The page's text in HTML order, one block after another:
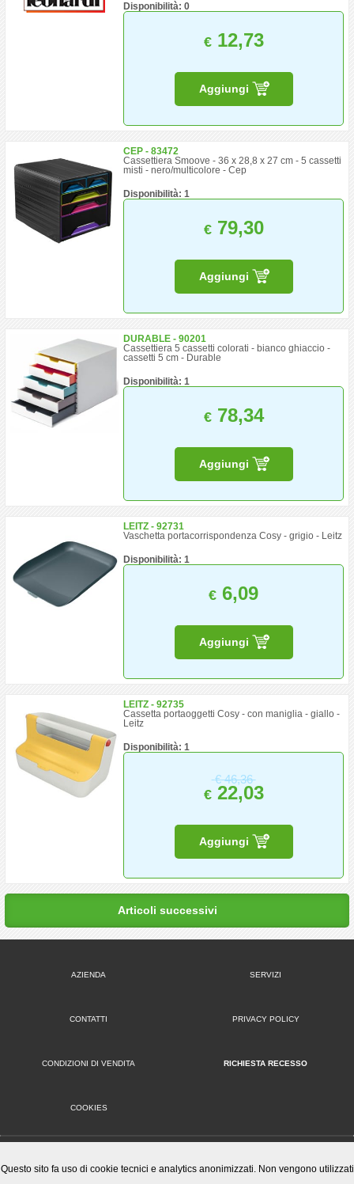
Disponibilità: 0
€12,73
Aggiungi
CEP - 83472
Cassettiera Smoove - 36 x 28,8 x 27 cm - 5 cassetti
misti - nero/multicolore - Cep
Disponibilità: 1
€79,30
Aggiungi
DURABLE - 90201
Cassettiera 5 cassetti colorati - bianco ghiaccio -
cassetti 5 cm - Durable
Disponibilità: 1
€78,34
Aggiungi
LEITZ - 92731
Vaschetta portacorrispondenza Cosy - grigio - Leitz
Disponibilità: 1
€ 6,09
Aggiungi
LEITZ - 92735
Cassetta portaoggetti Cosy - con maniglia - giallo -
Leitz
Disponibilità: 1
€46,36
€22,03
Aggiungi
Articoli successivi
AZIENDA SERVIZI
CONTATTI PRIVACY POLICY
CONDIZIONI DI VENDITA RICHIESTA RECESSO
COOKIES
Questo sito fa uso di cookie tecnici e analytics anonimizzati. Non vengono utilizzati